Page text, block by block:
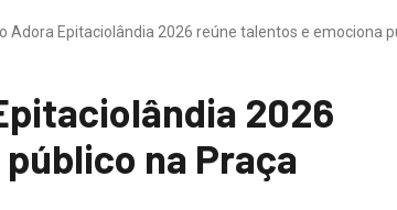
Adora Epitaciolândia 2026 reúne talentos e emociona
2026
na Praça